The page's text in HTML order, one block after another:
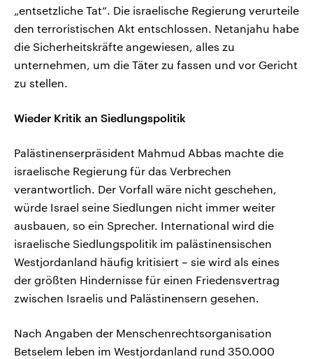
„entsetzliche Tat“. Die israelische Regierung verurteile
den terroristischen Akt entschlossen. Netanjahu habe
die Sicherheitskräfte angewiesen, alles zu
unternehmen, um die Täter zu fassen und vor Gericht
zu stellen.
Wieder Kritik an Siedlungspolitik
Palästinenserpräsident Mahmud Abbas machte die
israelische Regierung für das Verbrechen
verantwortlich. Der Vorfall wäre nicht geschehen,
würde Israel seine Siedlungen nicht immer weiter
ausbauen, so ein Sprecher. International wird die
israelische Siedlungspolitik im palästinensischen
Westjordanland häufig kritisiert – sie wird als eines
der größten Hindernisse für einen Friedensvertrag
zwischen Israelis und Palästinensern gesehen.
Nach Angaben der Menschenrechtsorganisation
Betselem leben im Westjordanland rund 350.000